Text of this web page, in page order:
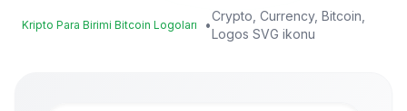
Kripto Para Birimi Bitcoin Logoları •
Crypto, Currency, Bitcoin,
Logos SVG ikonu